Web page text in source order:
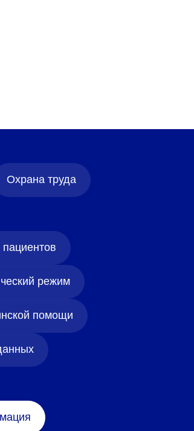
Охрана труда
режим
помощи